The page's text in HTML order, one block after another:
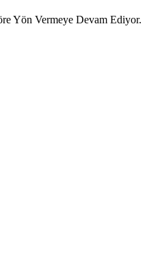
Yön Vermeye Devam Ediyor.